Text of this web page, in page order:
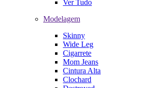
Ver Tudo
Modelagem
Skinny
Wide Leg
Cigarrete
Mom Jeans
Cintura Alta
Clochard